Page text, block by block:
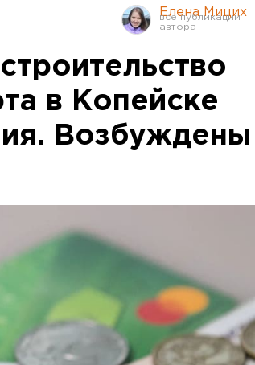
Елена Мицих
в Копейске
Возбуждены